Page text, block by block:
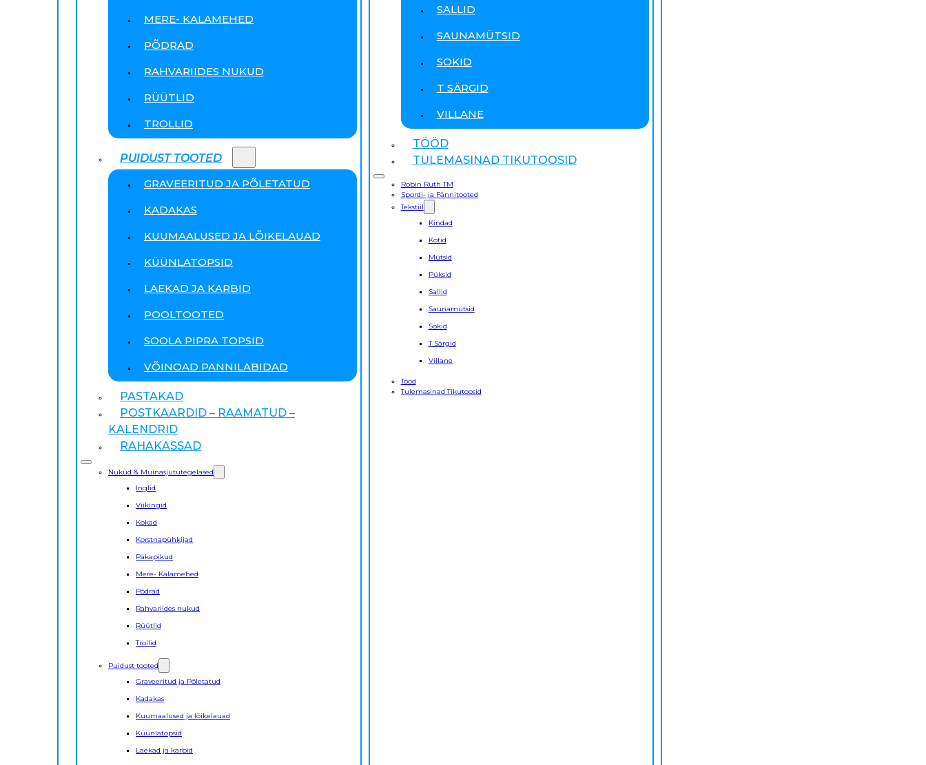
MERE- KALAMEHED
PÕDRAD
RAHVARIIDES NUKUD
RÜÜTLID
TROLLID
PUIDUST TOOTED
GRAVEERITUD JA PÕLETATUD
KADAKAS
KUUMAALUSED JA LÕIKELAUAD
KÜÜNLATOPSID
LAEKAD JA KARBID
POOLTOOTED
SOOLA PIPRA TOPSID
VÕINOAD PANNILABIDAD
PASTAKAD
POSTKAARDID – RAAMATUD –
KALENDRID
RAHAKASSAD
Nukud & Muinasjututegelased
Inglid
Viikingid
Kokad
Korstnapühkijad
Päkapikud
Mere- Kalamehed
Põdrad
Rahvariides nukud
Rüütlid
Trollid
Puidust tooted
Graveeritud ja Põletatud
Kadakas
Kuumaalused ja lõikelauad
Küünlatopsid
Laekad ja karbid
SALLID
SAUNAMÜTSID
SOKID
T SÄRGID
VILLANE
TÖÖD
TULEMASINAD TIKUTOOSID
Robin Ruth TM
Spordi- ja Fännitooted
Tekstiil
Kindad
Kotid
Mütsid
Püksid
Sallid
Saunamütsid
Sokid
T Särgid
Villane
Tööd
Tulemasinad Tikutoosid